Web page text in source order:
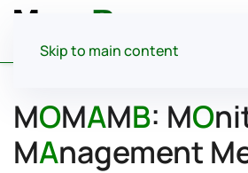
Skip to main content
MOMAMB: MO
MAnagement